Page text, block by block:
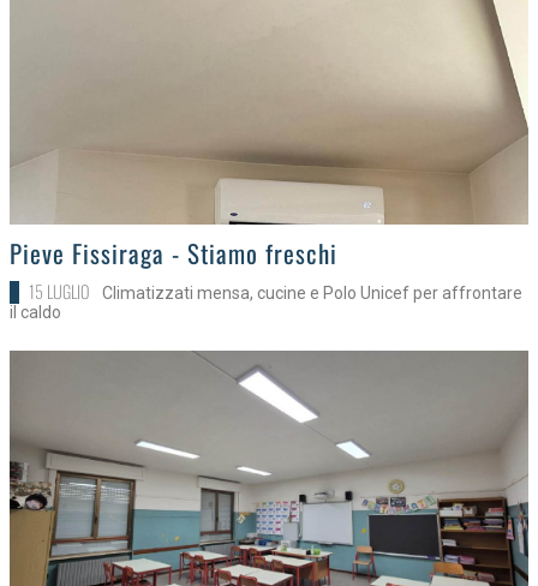
>
Pieve Fissiraga - Stiamo freschi
15 LUGLIO
Climatizzati mensa, cucine e Polo Unicef per affrontare
il caldo